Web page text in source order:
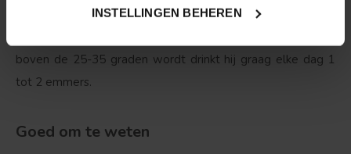
INSTELLINGEN BEHEREN
maar wel pas zodra onze vriend bladeren begint te krijgen.
boven de 25-35 graden wordt drinkt hij graag elke dag 1
tot 2 emmers.
Goed om te weten